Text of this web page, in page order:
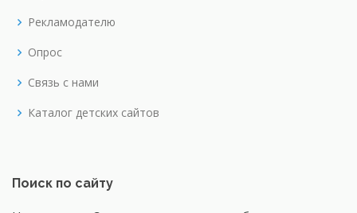
Рекламодателю
Опрос
Связь с нами
Каталог детских сайтов
Поиск по сайту